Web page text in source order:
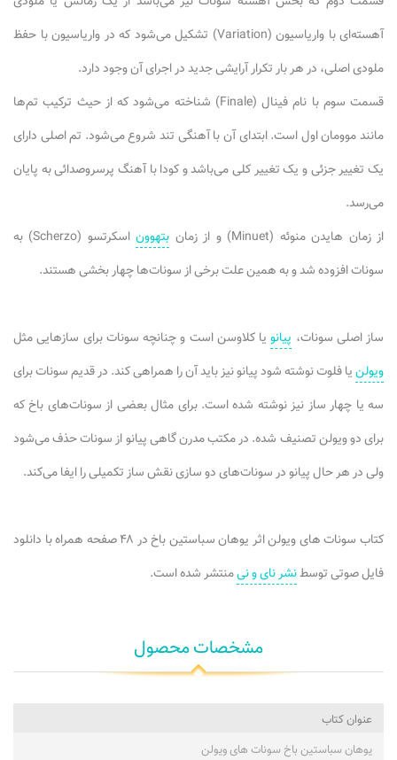
آهسته‌ای با واریاسیون (Variation) تشکیل می‌شود که در واریاسیون با حفظ
ملودی اصلی، در هر بار تکرار آرایشی جدید در اجرای آن وجود دارد.
قسمت سوم با نام فینال (Finale) شناخته می‌شود که از حیث ترکیب تم‌ها
مانند موومان اول است. ابتدای آن با آهنگی تند شروع می‌شود. تم اصلی دارای
یک تغییر جزئی و یک تغییر کلی می‌باشد و کودا با آهنگ پرسروصدائی به پایان
می‌رسد.
از زمان هایدن منوئه (Minuet) و از زمان
بتهوون
اسکرتسو (Scherzo) به
سونات افزوده شد و به همین علت برخی از سونات‌ها چهار بخشی هستند.
ساز اصلی سونات، پیانویا کلاوسن است و چنانچه سونات برای سازهایی مثل
ویولنیا فلوت نوشته شود پیانو نیز باید آن را همراهی کند. در قدیم سونات برای
سه یا چهار ساز نیز نوشته شده است. برای مثال بعضی از سونات‌های باخ که
برای دو ویولن تصنیف شده. در مکتب مدرن گاهی پیانو از سونات حذف می‌شود
ولی در هر حال پیانو در سونات‌های دو سازی نقش ساز تکمیلی را ایفا می‌کند.
کتاب سونات های ویولن اثر یوهان سباستین باخ در ۴۸ صفحه همراه با دانلود
فایل صوتی توسطنشر نای و نیمنتشر شده است.
مشخصات محصول
عنوان کتاب
یوهان سباستین باخ سونات های ویولن